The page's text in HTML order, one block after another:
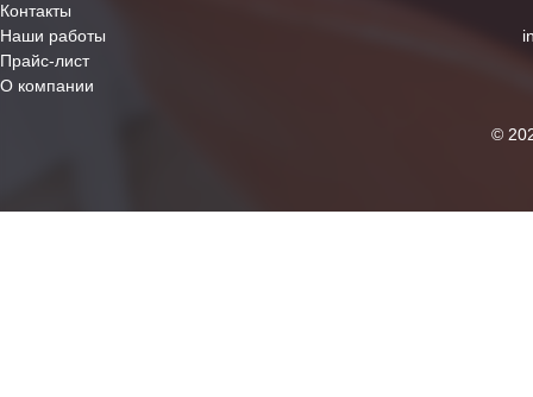
Контакты
Наши работы
Прайс-лист
О компании
©